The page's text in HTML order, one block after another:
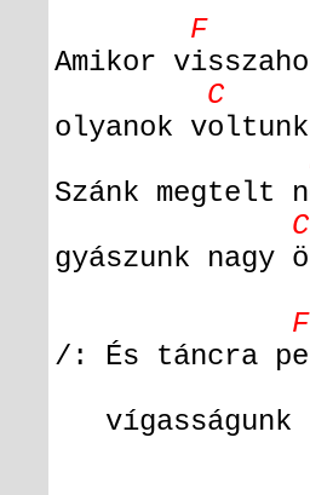
F
Amikor
C
olyanok
F
Szánk megtelt
C
gyászunk nagy
F
/: És táncra
B
vígasságunk